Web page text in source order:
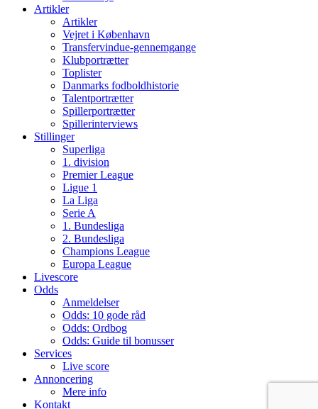
Artikler
Artikler
Vejret i København
Transfervindue-gennemgange
Klubportrætter
Toplister
Danmarks fodboldhistorie
Talentportrætter
Spillerportrætter
Spillerinterviews
Stillinger
Superliga
1. division
Premier League
Ligue 1
La Liga
Serie A
1. Bundesliga
2. Bundesliga
Champions League
Europa League
Livescore
Odds
Anmeldelser
Odds: 10 gode råd
Odds: Ordbog
Odds: Guide til bonusser
Services
Live score
Annoncering
Mere info
Kontakt